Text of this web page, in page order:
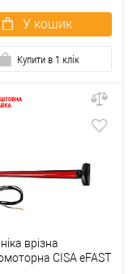
У кошик
Купити в 1 клік
врізна
CISA eFAST